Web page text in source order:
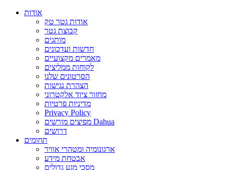
אודות
אודות גטר טק
קבוצת גטר
מותגים
חדשות ועדכונים
מאמרים מקצועיים
לקוחות ממליצים
הסרטונים שלנו
הצהרת נגישות
מחזור ציוד אלקטרוני
מדיניות פרטיות
Privacy Policy
מפיצים מורשים Dahua
דרושים
תחומים
ארגונומיה ומטהרי אוויר
אבטחת מידע
מסכי מגע גדולים